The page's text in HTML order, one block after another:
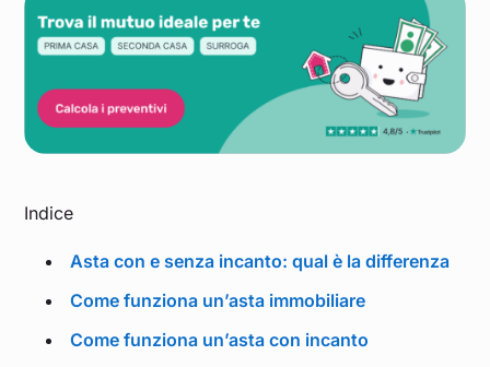
Indice
Asta con e senza incanto: qual è la differenza
Come funziona un’asta immobiliare
Come funziona un’asta con incanto